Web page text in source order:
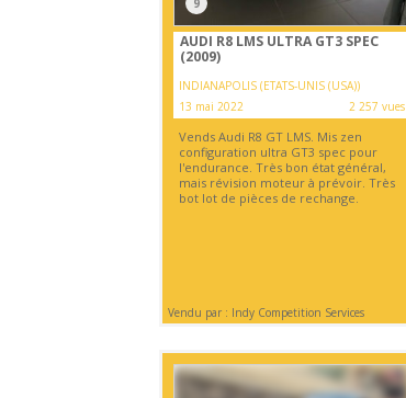
AUDI R8 LMS ULTRA GT3 SPEC
(2009)
INDIANAPOLIS (ETATS-UNIS (USA))
13 mai 2022
2 257 vues
Vends Audi R8 GT LMS. Mis zen
configuration ultra GT3 spec pour
l'endurance. Très bon état général,
mais révision moteur à prévoir. Très
bot lot de pièces de rechange.
Vendu par : Indy Competition Services